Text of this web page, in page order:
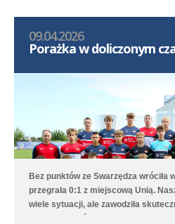
09.04.2026
Porażka w doliczonym
Bez punktów ze Swarzędza wróciła
przegrała 0:1 z miejscową Unią.
wiele sytuacji, ale zawodziła
sytuacje zemściły się w doliczonym